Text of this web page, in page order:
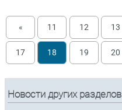
« 11 12 13
17 18 19 20
Новости других разделов